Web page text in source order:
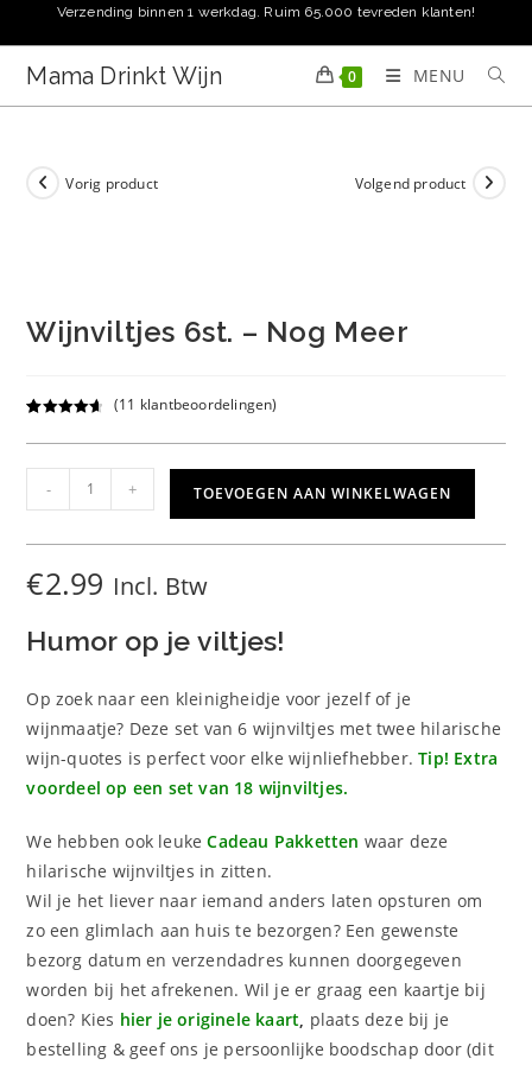
naar
inhoud
Verzending binnen 1 werkdag. Ruim 65.000 tevreden klanten!
Mama Drinkt Wijn 0 MENU
Vorig product Volgend product
Wijnviltjes 6st. – Nog Meer
gebaseerd
klant
(11 klantbeoordelingen)
Wijnviltjes
6st.
-
Nog
Meer
aantal
- + TOEVOEGEN AAN WINKELWAGEN
€2.99 Incl. Btw
Humor op je viltjes!
Op zoek naar een kleinigheidje voor jezelf of je
wijnmaatje? Deze set van 6 wijnviltjes met twee hilarische
wijn-quotes is perfect voor elke wijnliefhebber.Tip! Extra
voordeel op een set van 18 wijnviltjes.
We hebben ook leukeCadeau Pakketten waar deze
hilarische wijnviltjes in zitten.
Wil je het liever naar iemand anders laten opsturen om
zo een glimlach aan huis te bezorgen? Een gewenste
bezorg datum en verzendadres kunnen doorgegeven
worden bij het afrekenen. Wil je er graag een kaartje bij
doen? Kies hier je originele kaart plaats deze bij je
bestelling & geef ons je persoonlijke boodschap door (dit